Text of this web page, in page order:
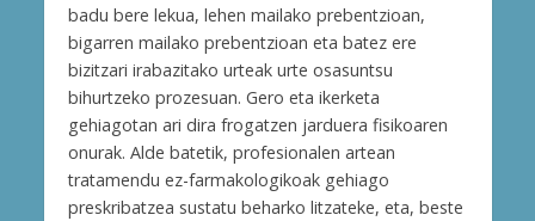
badu bere lekua, lehen mailako prebentzioan,
bigarren mailako prebentzioan eta batez ere
bizitzari irabazitako urteak urte osasuntsu
bihurtzeko prozesuan. Gero eta ikerketa
gehiagotan ari dira frogatzen jarduera fisikoaren
onurak. Alde batetik, profesionalen artean
tratamendu ez-farmakologikoak gehiago
preskribatzea sustatu beharko litzateke, eta, beste